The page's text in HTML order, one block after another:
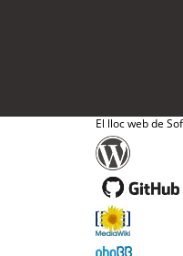
El lloc web de